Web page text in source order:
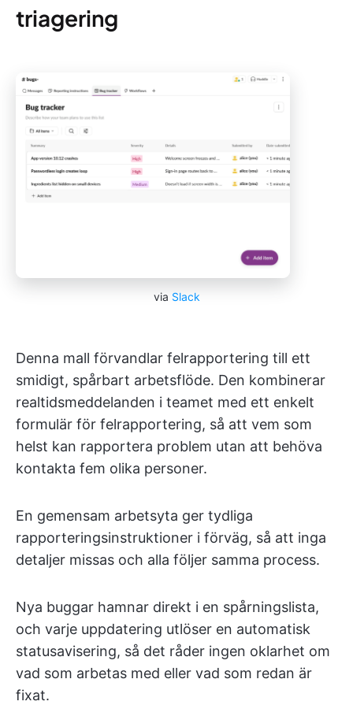
triagering
via Slack
Denna mall förvandlar felrapportering till ett
smidigt, spårbart arbetsflöde. Den kombinerar
realtidsmeddelanden i teamet med ett enkelt
formulär för felrapportering, så att vem som
helst kan rapportera problem utan att behöva
kontakta fem olika personer.
En gemensam arbetsyta ger tydliga
rapporteringsinstruktioner i förväg, så att inga
detaljer missas och alla följer samma process.
Nya buggar hamnar direkt i en spårningslista,
och varje uppdatering utlöser en automatisk
statusavisering, så det råder ingen oklarhet om
vad som arbetas med eller vad som redan är
fixat.